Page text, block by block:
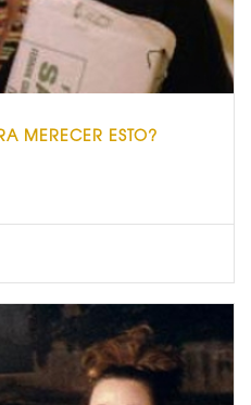
MERECER ESTO?